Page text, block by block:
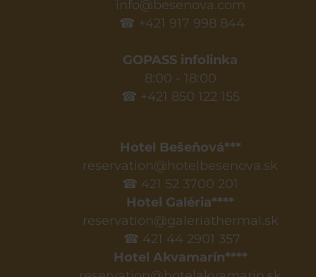
info@besenova.com
☎ +421 917 998 844
GOPASS infolinka
8:00 - 18:00
☎ +421 850 122 155
Hotel Bešeňová***
reservation@hotelbesenova.sk
☎ 421 52 3700 201
Hotel Galéria****
reservation@galeriathermal.sk
☎ 421 44 2901 357
Hotel Akvamarín****